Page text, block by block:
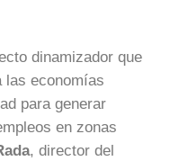
dinamizador que
las economías
para generar
en zonas
, director del